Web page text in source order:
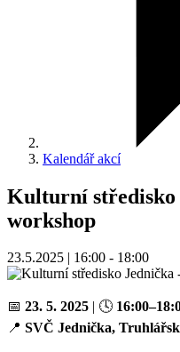
Kalendář akcí
Kulturní
workshop
23.5.2025 | 16:00 - 18:00
📅 23. 5. 2025 | 🕓
📍 SVČ Jednička,